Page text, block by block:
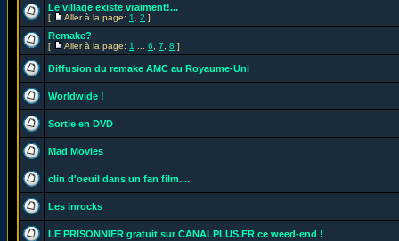
Le village existe vraiment!...
[ Aller à la page: 1 2 ]
Remake?
[ Aller à la page: 1 6 7 8 ]
Diffusion du remake AMC au Royaume-Uni
Worldwide !
Sortie en DVD
Mad Movies
clin d'oeuil dans un fan film....
Les inrocks
LE PRISONNIER gratuit sur CANALPLUS.FR ce weed-end !